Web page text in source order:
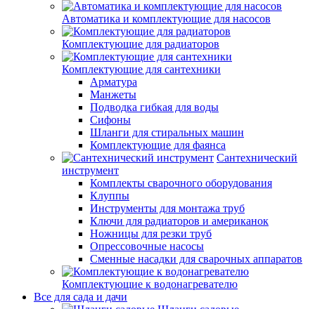
Автоматика и комплектующие для насосов
Комплектующие для радиаторов
Комплектующие для сантехники
Арматура
Манжеты
Подводка гибкая для воды
Сифоны
Шланги для стиральных машин
Комплектующие для фаянса
Сантехнический
инструмент
Комплекты сварочного оборудования
Клуппы
Инструменты для монтажа труб
Ключи для радиаторов и американок
Ножницы для резки труб
Опрессовочные насосы
Сменные насадки для сварочных аппаратов
Комплектующие к водонагревателю
Все для сада и дачи